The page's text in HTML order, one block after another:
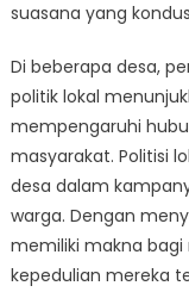
suasana yang
Di beberapa desa,
politik lokal
mempengaruhi
masyarakat. Politisi
desa dalam
warga. Dengan
memiliki makna
kepedulian mereka